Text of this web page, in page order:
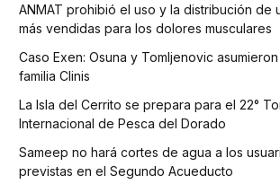
ANMAT prohibió el uso y la distribución de
más vendidas para los dolores musculares
Caso Exen: Osuna y Tomljenovic
familia Clinis
La Isla del Cerrito se prepara para el 22°
Internacional de Pesca del Dorado
Sameep no hará cortes de agua a los
previstas en el Segundo Acueducto